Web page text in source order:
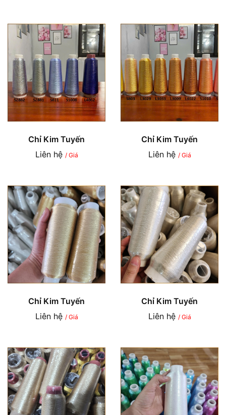
Chỉ Kim Tuyến
Liên hệ / Giá
Chỉ Kim Tuyến
Liên hệ / Giá
Chỉ Kim Tuyến
Liên hệ / Giá
Chỉ Kim Tuyến
Liên hệ / Giá